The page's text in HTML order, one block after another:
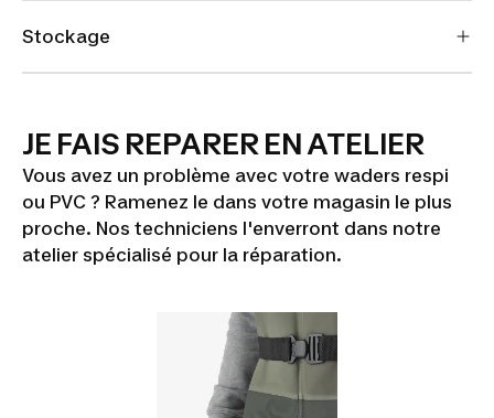
Stockage
JE FAIS REPARER EN ATELIER
Vous avez un problème avec votre waders respi
ou PVC ? Ramenez le dans votre magasin le plus
proche. Nos techniciens l'enverront dans notre
atelier spécialisé pour la réparation.